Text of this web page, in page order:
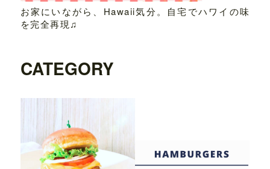
お家にいながら、Hawaii気分。自宅でハワイの味
を完全再現♫
CATEGORY